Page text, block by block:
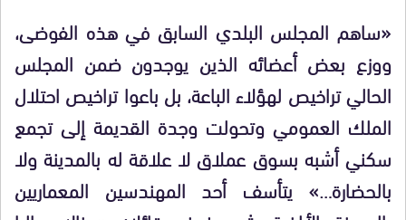
«ساهم المجلس البلدي السابق في هذه الفوضى،
ووزع بعض أعضائه الذين يوجدون ضمن المجلس
الحالي تراخيص لهؤلاء الباعة، بل باعوا تراخيص احتلال
الملك العمومي وتحولت وجدة القديمة إلى تجمع
سكني أشبه بسوق عملاق لا علاقة له بالمدينة ولا
بالحضارة…» يتأسف أحد المهندسين المعماريين